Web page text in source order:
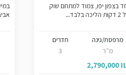
בצפון יפו, צמוד למתחם שוק
מרפסת/גינה
מ”ר
חדרים
3
2,790,000